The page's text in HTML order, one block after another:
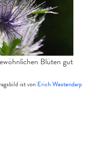
Blüten gut
ist von Erich Westendarp